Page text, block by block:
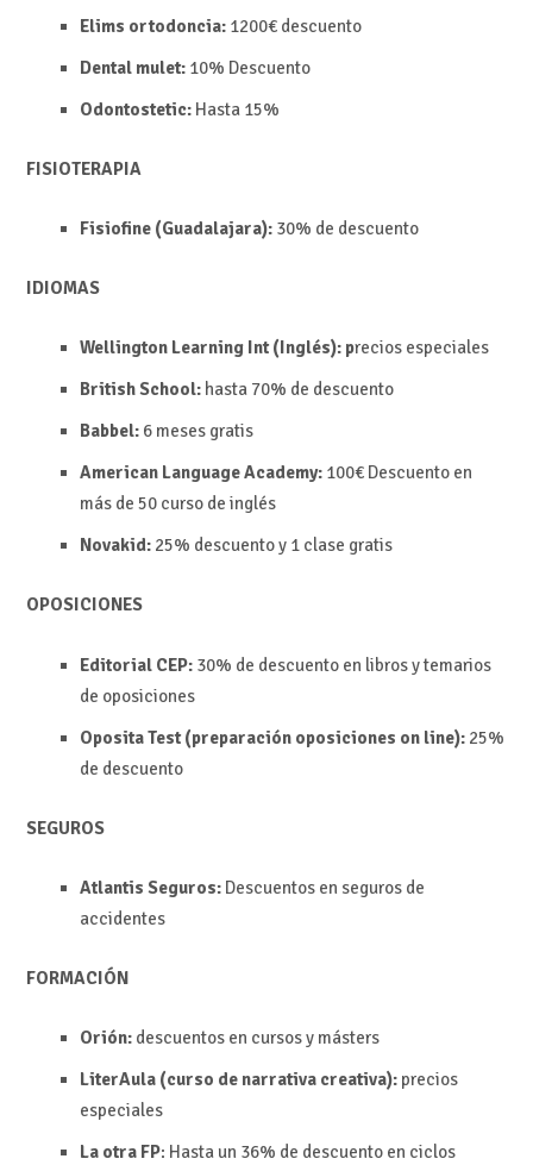
Elims ortodoncia: 1200€ descuento
Dental mulet: 10% Descuento
Odontostetic: Hasta 15%
FISIOTERAPIA
Fisiofine (Guadalajara):30% de descuento
IDIOMAS
Wellington Learning Int (Inglés): precios especiales
British School:hasta 70% de descuento
Babbel:6 meses gratis
American Language Academy:100€ Descuento en
más de 50 curso de inglés
Novakid:25% descuento y 1 clase gratis
OPOSICIONES
Editorial CEP:30% de descuento en libros y temarios
de oposiciones
Oposita Test (preparación oposiciones on line):25%
de descuento
SEGUROS
Atlantis Seguros:Descuentos en seguros de
accidentes
FORMACIÓN
Orión:descuentos en cursos y másters
LiterAula (curso de narrativa creativa):precios
especiales
La otra FP: Hasta un 36% de descuento en ciclos